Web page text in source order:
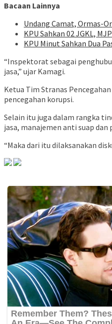
Bacaan Lainnya
Undang Camat, Ormas-
KPU Sahkan 02 JGKL,
KPU Minut Sahkan Dua
“Inspektorat sebagai
jasa,” ujar Kamagi.
Ketua Tim Stranas
pencegahan korupsi.
Selain itu juga dalam rangka
jasa, manajemen anti suap
“Maka dari itu dilaksanakan